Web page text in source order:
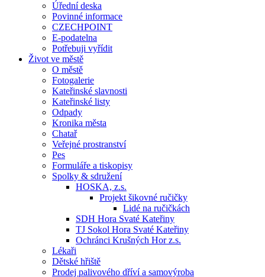
Úřední deska
Povinné informace
CZECHPOINT
E-podatelna
Potřebuji vyřídit
Život ve městě
O městě
Fotogalerie
Kateřinské slavnosti
Kateřinské listy
Odpady
Kronika města
Chatař
Veřejné prostranství
Pes
Formuláře a tiskopisy
Spolky & sdružení
HOSKA, z.s.
Projekt šikovné ručičky
Lidé na ručičkách
SDH Hora Svaté Kateřiny
TJ Sokol Hora Svaté Kateřiny
Ochránci Krušných Hor z.s.
Lékaři
Dětské hřiště
Prodej palivového dříví a samovýroba